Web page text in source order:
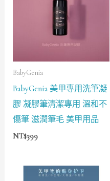
BabyGenia
BabyGenia 美甲專用洗筆凝
膠 凝膠筆清潔專用 溫和不
傷筆 滋潤筆毛 美甲用品
NT$399